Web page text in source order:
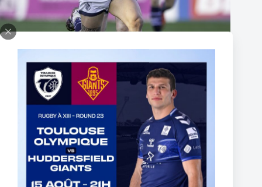
Thomas Lacans s’engage avec le Toulouse Olympique